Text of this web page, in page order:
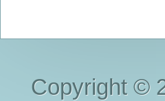
Copyright ©